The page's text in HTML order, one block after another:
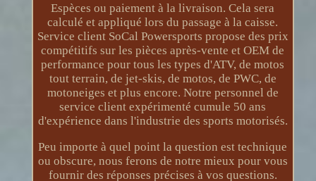
Espèces ou paiement à la livraison. Cela sera
calculé et appliqué lors du passage à la caisse.
Service client SoCal Powersports propose des prix
compétitifs sur les pièces après-vente et OEM de
performance pour tous les types d'ATV, de motos
tout terrain, de jet-skis, de motos, de PWC, de
motoneiges et plus encore. Notre personnel de
service client expérimenté cumule 50 ans
d'expérience dans l'industrie des sports motorisés.
Peu importe à quel point la question est technique
ou obscure, nous ferons de notre mieux pour vous
fournir des réponses précises à vos questions.